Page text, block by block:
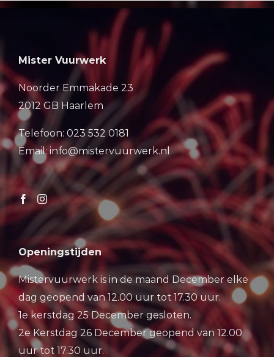
Mister Vuurwerk
Noorder Emmakade 23
2012 GB Haarlem
Telefoon: 023 532 0181
Email: info@mistervuurwerk.nl
Openingstijden
Mistervuurwerk is in de maand December elke
dag geopend van 12.00 uur tot 17.30 uur.
1e kerstdag 25 December gesloten.
2e Kerstdag 26 December geopend van 12.00
uur tot 17.30 uur.